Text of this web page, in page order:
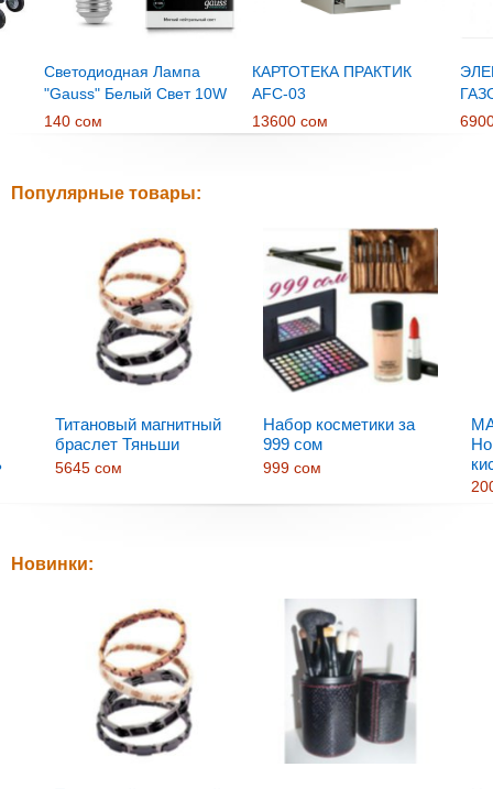
Светодиодная Лампа
"Gauss" Белый Свет 10W
E27
140 сом
КАРТОТЕКА ПРАКТИК
AFC-03
13600 сом
Популярные товары:
Титановый магнитный
браслет Тяньши
5645 сом
Набор косметики за
999 сом
999 сом
Новинки: